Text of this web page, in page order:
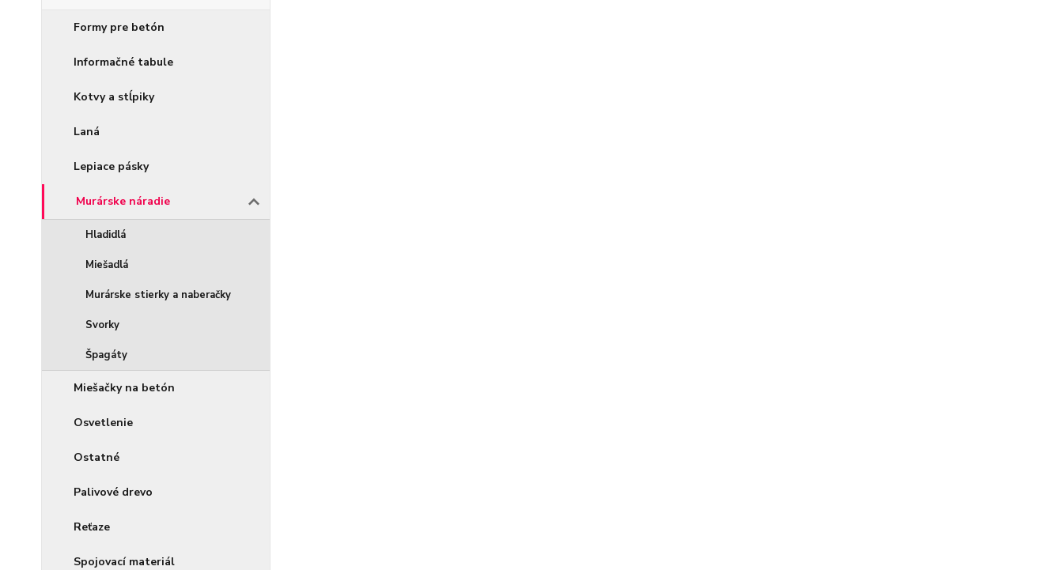
Formy pre betón
Informačné tabule
Kotvy a stĺpiky
Laná
Lepiace pásky
Murárske náradie
Hladidlá
Miešadlá
Murárske stierky a naberačky
Svorky
Špagáty
Miešačky na betón
Osvetlenie
Ostatné
Palivové drevo
Reťaze
Spojovací materiál